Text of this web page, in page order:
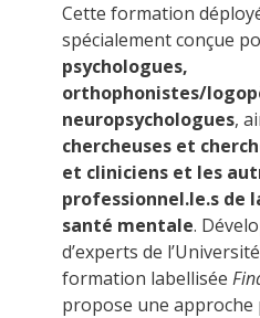
Cette formation
spécialement conçue
psychologues,
orthophonistes/
neuropsychologues,
chercheuses et
et cliniciens et les
professionnel.le.s de
santé mentale.
d’experts de
formation labellisée
propose une